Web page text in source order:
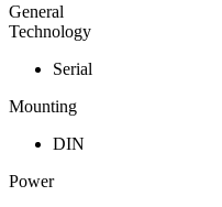
General
Technology
Serial
Mounting
DIN
Power